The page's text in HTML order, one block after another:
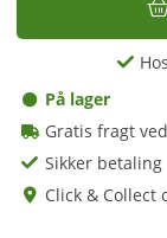
På lager
Gratis fragt
Sikker betaling
Click & Collect